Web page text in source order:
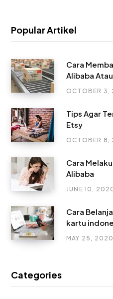
Popular Artikel
Cara
Alibaba
OCTOBER 3,
Tips Agar
Etsy
OCTOBER 8,
Cara
Alibaba
JUNE 10,
Cara
kartu
MAY 25, 2020
Categories